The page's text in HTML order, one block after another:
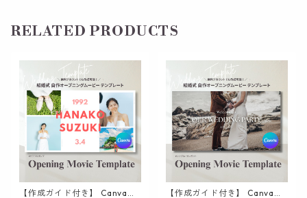
RELATED PRODUCTS
【作成ガイド付き】 Canvaで
【作成ガイド付き】 Canvaで